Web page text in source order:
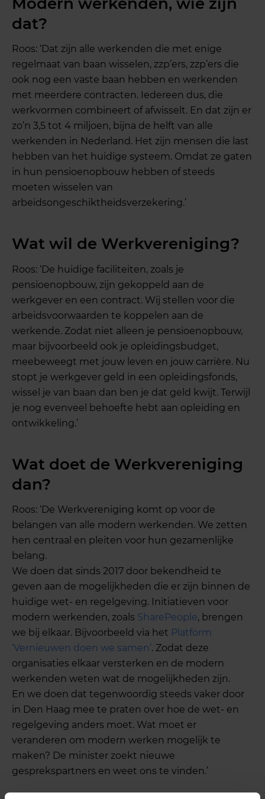
dat?
Roos: ‘Dat zijn alle werkenden die met enige
regelmaat van baan wisselen, zzp’ers, zzp’ers die
ook nog een vaste baan hebben en werkenden
met meerdere contracten. Iedereen dus, die
werkvormen combineert of afwisselt. En dat zijn er
zo’n 3,5 tot 4 miljoen, bijna de helft van alle
werkenden in Nederland. Het zijn mensen die last
hebben van het huidige systeem. Omdat ze gaten
in hun pensioenopbouw hebben of steeds
moeten wisselen van
arbeidsongeschiktheidsverzekering.’
Wat wil de Werkvereniging?
Roos: ‘De huidige faciliteiten, zoals je
pensioenopbouw, zijn gekoppeld aan de
werkgever en een contract. Wij stellen voor die
arbeidsvoorwaarden te koppelen aan de
werkende. Zodat niet alleen je pensioenopbouw,
maar bijvoorbeeld ook je opleidingsbudget,
meebeweegt met jouw leven en jouw carrière. Nu
stopt je werkgever geld in een opleidingsfonds,
wissel je van baan dan ben je dat geld kwijt. Terwijl
je nog evenveel behoefte hebt aan opleiding en
ontwikkeling.’
Wat doet de Werkvereniging
dan?
Roos: ‘De Werkvereniging komt op voor de
belangen van alle modern werkenden. We zetten
hen centraal en pleiten voor hun gezamenlijke
belang.
We doen dat sinds 2017 door bekendheid te
geven aan de mogelijkheden die er zijn binnen de
huidige wet- en regelgeving. Initiatieven voor
modern werkenden, zoals SharePeople, brengen
we bij elkaar. Bijvoorbeeld via het Platform
‘Vernieuwen doen we samen’. Zodat deze
organisaties elkaar versterken en de modern
werkenden weten wat de mogelijkheden zijn.
En we doen dat tegenwoordig steeds vaker door
in Den Haag mee te praten over hoe de wet- en
regelgeving anders moet. Wat moet er
veranderen om modern werken mogelijk te
maken? De minister zoekt nieuwe
gesprekspartners en weet ons te vinden.’